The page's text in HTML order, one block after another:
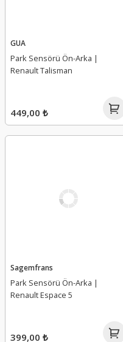
GUA
Park Sensörü Ön-Arka |
Renault Talisman
449,00 ₺
Sagemfrans
Park Sensörü Ön-Arka |
Renault Espace 5
399,00 ₺